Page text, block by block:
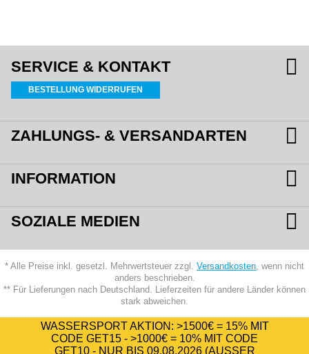
SERVICE & KONTAKT
BESTELLUNG WIDERRUFEN
ZAHLUNGS- & VERSANDARTEN
INFORMATION
SOZIALE MEDIEN
* Alle Preise inkl. gesetzl. Mehrwertsteuer zzgl. Versandkosten, wenn nicht
anders beschrieben.
** Für Lieferungen nach Deutschland. Lieferzeiten für andere Länder können
stark abweichen.
WASSERSPORT AKTION: >1500€ = 15%MIT
CODE GET15 - >1000€ = 10% MIT CODE
GET10- NUR BIS 09.08.2026 (AUSSER A